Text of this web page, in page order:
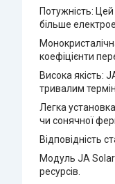
Потужність:
більше
коефіцієнти
Висока якість:
тривалим
Легка
чи сонячної
Відповідність
Модуль JA
ресурсів.